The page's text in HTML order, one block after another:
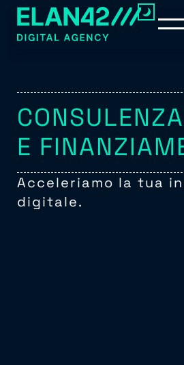
E
Acceleriamo la tua
digitale.